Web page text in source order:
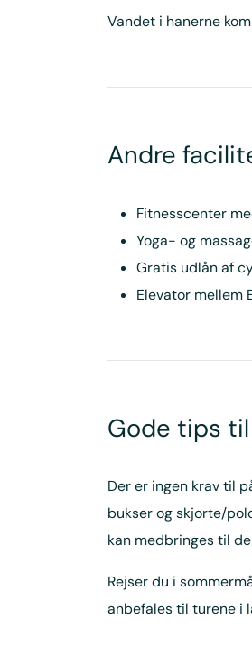
Vandet i hanerne
Andre
Fitnesscenter
Yoga- og
Gratis udlån af
Elevator mellem
Gode tips
Der er ingen krav til
bukser og skjorte/
kan medbringes til
Rejser du i
anbefales til turene i